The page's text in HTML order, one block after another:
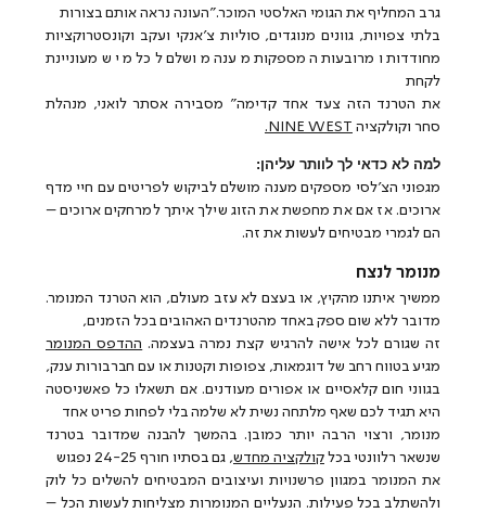
גרב המחליף את הגומי האלסטי המוכר."העונה נראה אותם בצורות
בלתי צפויות, גוונים מנוגדים, סוליות צ'אנקי ועקב וקונסטרוקציות
מחודדות ומרובעות המספקות מענה מושלם לכל מי שמעוניינת
לקחת
את הטרנד הזה צעד אחד קדימה" מסבירה אסתר לואני, מנהלת
סחר וקולקציה NINE WEST.
למה לא כדאי לך לוותר עליהן:
מגפוני הצ'לסי מספקים מענה מושלם לביקוש לפריטים עם חיי מדף
ארוכים. אז אם את מחפשת את הזוג שילך איתך למרחקים ארוכים –
הם לגמרי מבטיחים לעשות את זה.
מנומר לנצח
ממשיך איתנו מהקיץ, או בעצם לא עזב מעולם, הוא הטרנד המנומר.
מדובר ללא שום ספק באחד מהטרנדים האהובים בכל הזמנים,
זה שגורם לכל אישה להרגיש קצת נמרה בעצמה. ההדפס המנומר
מגיע בטווח רחב של דוגמאות, צפופות וקטנות או עם חברבורות ענק,
בגווני חום קלאסיים או אפורים מעודנים. אם תשאלו כל פאשניסטה
היא תגיד לכם שאף מלתחה נשית לא שלמה בלי לפחות פריט אחד
מנומר, ורצוי הרבה יותר כמובן. בהמשך להבנה שמדובר בטרנד
שנשאר רלוונטי בכלקולקציה מחדש, גם בסתיו חורף 24-25 נפגוש
את המנומר במגוון פרשנויות ועיצובים המבטיחים להשלים כל לוק
ולהשתלב בכל פעילות. הנעליים המנומרות מצליחות לעשות הכל –